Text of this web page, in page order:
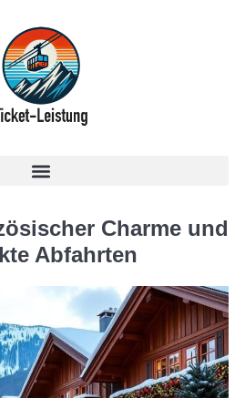
Charme und
Abfahrten